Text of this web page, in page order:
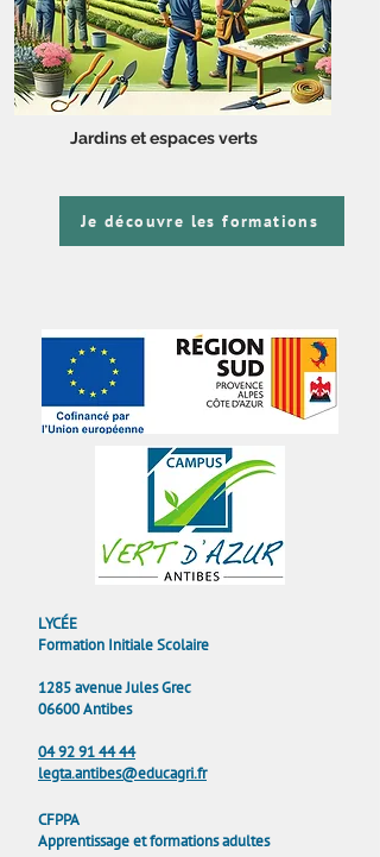
Jardins et espaces verts
Je découvre les formations
LYCÉE
Formation Initiale Scolaire
1285 avenue Jules Grec
06600 Antibes
04 92 91 44 44
legta.antibes@educagri.fr
CFPPA
Apprentissage et formations adultes